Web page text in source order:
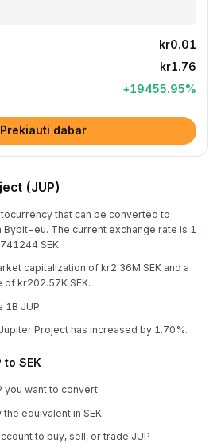
kr0.01
kr1.76
+19455.95%
Prekiauti dabar
(JUP)
that can be converted to
Bybit-eu. The current exchange rate is 1
SEK.
capitalization of kr2.36M SEK and a
kr202.57K SEK.
1B JUP.
Project has increased by 1.70%.
SEK
you want to convert
equivalent in SEK
to buy, sell, or trade JUP